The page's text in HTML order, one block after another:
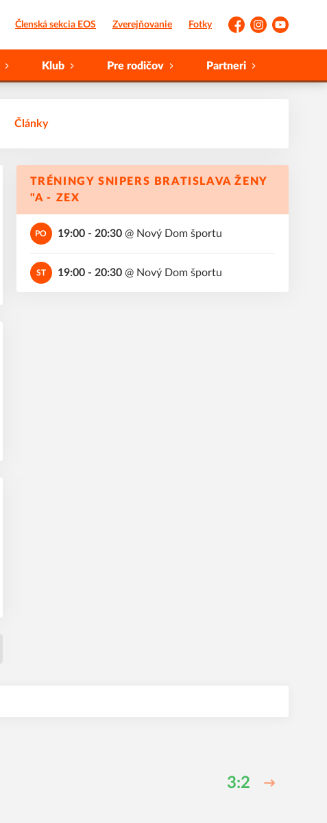
Členská sekcia EOS Zverejňovanie Fotky
FacebookInstagramYouTube
Klub Pre rodičov Partneri
Články
TRÉNINGY SNIPERS BRATISLAVA ŽENY
"A - ZEX
PO 19:00 - 20:30@ Nový Dom športu
ST 19:00 - 20:30@ Nový Dom športu
3:2